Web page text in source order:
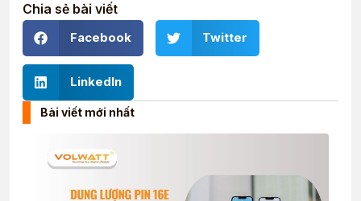
Chia sẻ bài viết
Facebook Twitter
LinkedIn
Bài viết mới nhất